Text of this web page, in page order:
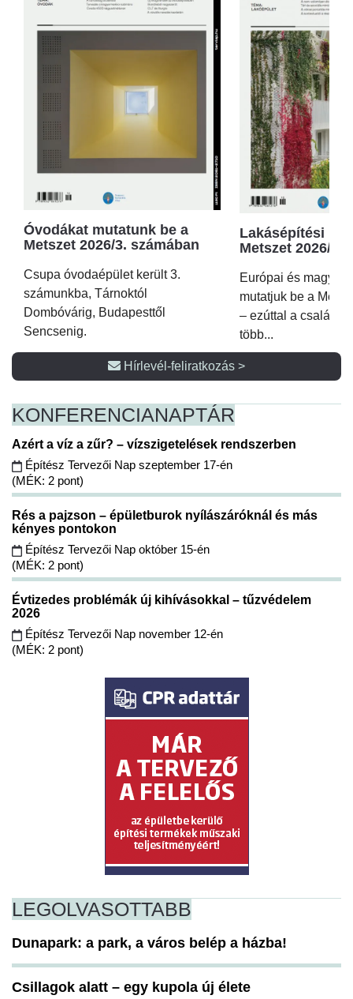
Óvodákat mutatunk be a
Metszet 2026/3. számában
Csupa óvodaépület került 3.
számunkba, Tárnoktól
Dombóvárig, Budapesttől
Sencsenig.
Lakásépítési
Metszet 2026/2.
Európai és magyar
mutatjuk be a
– ezúttal a családi
több...
Hírlevél-feliratkozás >
KONFERENCIANAPTÁR
Azért a víz a zűr? – vízszigetelések rendszerben
Építész Tervezői Nap szeptember 17-én
(MÉK: 2 pont)
Rés a pajzson – épületburok nyílászáróknál és más
kényes pontokon
Építész Tervezői Nap október 15-én
(MÉK: 2 pont)
Évtizedes problémák új kihívásokkal – tűzvédelem
2026
Építész Tervezői Nap november 12-én
(MÉK: 2 pont)
LEGOLVASOTTABB
Dunapark: a park, a város belép a házba!
Csillagok alatt – egy kupola új élete